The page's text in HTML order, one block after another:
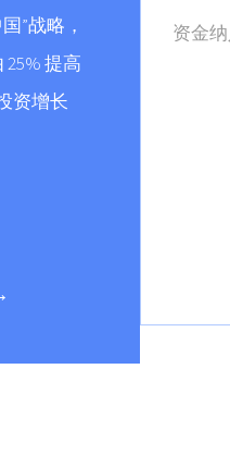
”战略，
提高
资增长
资金